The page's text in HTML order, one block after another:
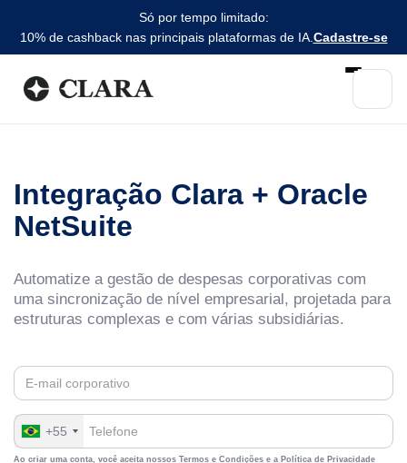
Só por tempo limitado:
10% de cashback nas principais plataformas de IA. Cadastre-se
Integração Clara + Oracle
NetSuite
Automatize a gestão de despesas corporativas com
uma sincronização de nível empresarial, projetada para
estruturas complexas e com várias subsidiárias.
+55
Ao criar uma conta, você aceita nossos Termos e Condições e a Política de Privacidade